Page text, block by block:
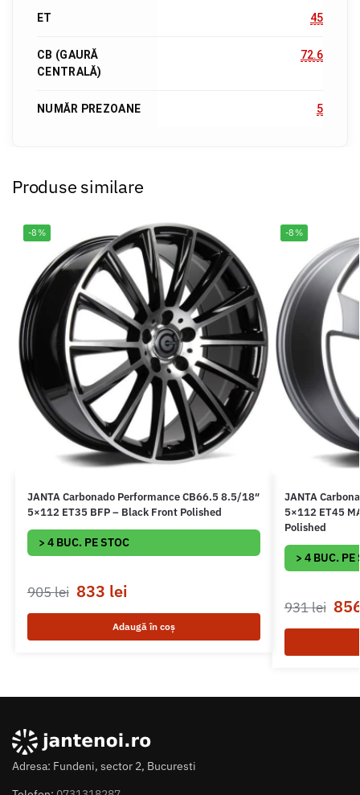
ET 45
CB (GAURĂ
CENTRALĂ)
72.6
NUMĂR PREZOANE 5
Produse similare
-8%
JANTA Carbonado Performance CB66.5 8.5/18″
5×112 ET35 BFP – Black Front Polished
> 4 BUC. PE STOC
905lei 833 lei
Adaugă în coș
-8%
JANTA
5×112 ET45
Polished
> 4 BUC. PE
931lei
Adresa: Fundeni, sector 2, Bucuresti